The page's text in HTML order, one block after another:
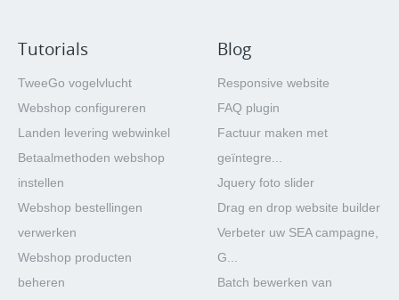
Tutorials
TweeGo vogelvlucht
Webshop configureren
Landen levering webwinkel
Betaalmethoden webshop
instellen
Webshop bestellingen
verwerken
Webshop producten
beheren
Blog
Responsive website
FAQ plugin
Factuur maken met
geïntegre...
Jquery foto slider
Drag en drop website builder
Verbeter uw SEA campagne,
G...
Batch bewerken van